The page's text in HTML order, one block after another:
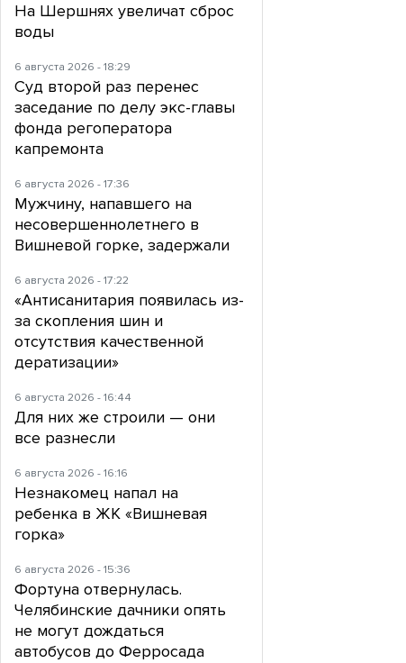
На Шершнях увеличат сброс
воды
6 августа 2026 - 18:29
Суд второй раз перенес
заседание по делу экс-главы
фонда регоператора
капремонта
6 августа 2026 - 17:36
Мужчину, напавшего на
несовершеннолетнего в
Вишневой горке, задержали
6 августа 2026 - 17:22
«Антисанитария появилась из-
за скопления шин и
отсутствия качественной
дератизации»
6 августа 2026 - 16:44
Для них же строили — они
все разнесли
6 августа 2026 - 16:16
Незнакомец напал на
ребенка в ЖК «Вишневая
горка»
6 августа 2026 - 15:36
Фортуна отвернулась.
Челябинские дачники опять
не могут дождаться
автобусов до Ферросада